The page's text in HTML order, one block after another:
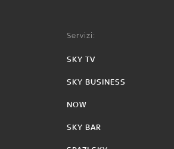
Servizi:
SKY TV
SKY BUSINESS
NOW
SKY BAR